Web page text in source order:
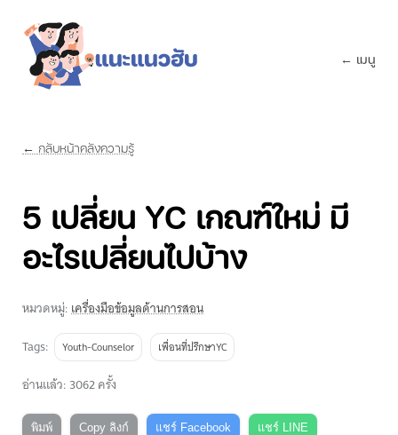
← เมนู
← กลับหน้าคลังความรู้
5 เปลี่ยน YC เกณฑ์ใหม่ มี
อะไรเปลี่ยนไปบ้าง
หมวดหมู่:เครื่องมือข้อมูลด้านการสอน
Tags:
Youth-Counselor เพื่อนที่ปรึกษาYC
อ่านแล้ว: 3062 ครั้ง
พิมพ์ Copy ลิงก์ แชร์ Facebook แชร์ LINE